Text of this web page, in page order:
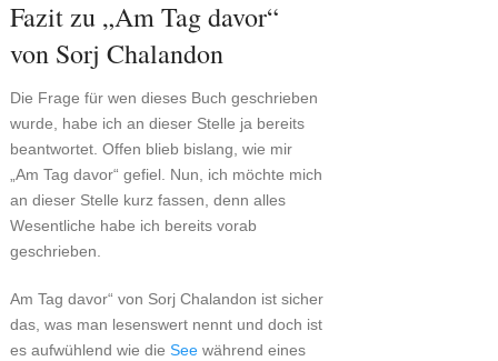
Fazit zu „Am Tag davor“
von Sorj Chalandon
Die Frage für wen dieses Buch geschrieben
wurde, habe ich an dieser Stelle ja bereits
beantwortet. Offen blieb bislang, wie mir
„Am Tag davor“ gefiel. Nun, ich möchte mich
an dieser Stelle kurz fassen, denn alles
Wesentliche habe ich bereits vorab
geschrieben.
Am Tag davor“ von Sorj Chalandon ist sicher
das, was man lesenswert nennt und doch ist
es aufwühlend wie die Seewährend eines